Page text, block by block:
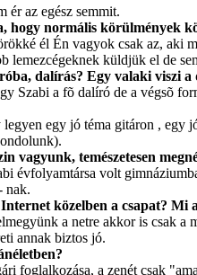
ér az egész semmit.
hogy normális körülmények
él Én vagyok csak az, aki
lemezcégeknek küldjük el de
dalírás? Egy valaki viszi a
Szabi a fõ dalíró de a végsõ
egy jó téma gitáron , egy
vagyunk, temészetesen
évfolyamtársa volt
nak.
közelben a csapat? Mi
a netre akkor is csak
annak biztos jó.
foglalkozása, a zenét csak